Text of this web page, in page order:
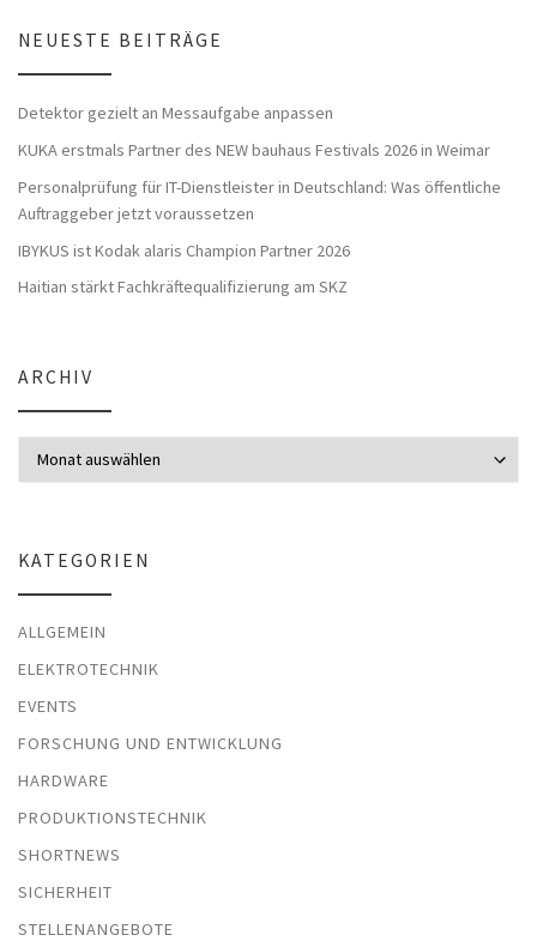
NEUESTE BEITRÄGE
Detektor gezielt an Messaufgabe anpassen
KUKA erstmals Partner des NEW bauhaus Festivals 2026 in Weimar
Personalprüfung für IT-Dienstleister in Deutschland: Was öffentliche
Auftraggeber jetzt voraussetzen
IBYKUS ist Kodak alaris Champion Partner 2026
Haitian stärkt Fachkräftequalifizierung am SKZ
ARCHIV
KATEGORIEN
ALLGEMEIN
ELEKTROTECHNIK
EVENTS
FORSCHUNG UND ENTWICKLUNG
HARDWARE
PRODUKTIONSTECHNIK
SHORTNEWS
SICHERHEIT
STELLENANGEBOTE